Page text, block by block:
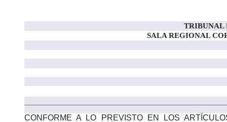
TRIBUNAL
SALA REGIONAL
CONFORME A LO PREVISTO EN LOS